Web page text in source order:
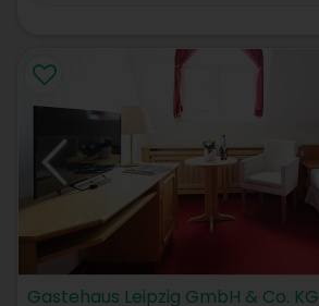
Gastehaus Leipzig GmbH & Co. KG